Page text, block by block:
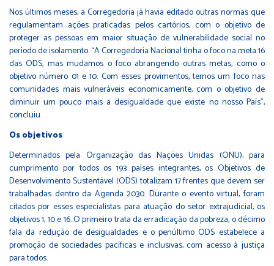
Nos últimos meses, a Corregedoria já havia editado outras normas que
regulamentam ações praticadas pelos cartórios, com o objetivo de
proteger as pessoas em maior situação de vulnerabilidade social no
período de isolamento. “A Corregedoria Nacional tinha o foco na meta 16
das ODS, mas mudamos o foco abrangendo outras metas, como o
objetivo número 01 e 10. Com esses provimentos, temos um foco nas
comunidades mais vulneráveis economicamente, com o objetivo de
diminuir um pouco mais a desigualdade que existe no nosso País”,
concluiu.
Os objetivos
Determinados pela Organização das Nações Unidas (ONU), para
cumprimento por todos os 193 países integrantes, os Objetivos de
Desenvolvimento Sustentável (ODS) totalizam 17 frentes que devem ser
trabalhadas dentro da Agenda 2030. Durante o evento virtual, foram
citados por esses especialistas para atuação do setor extrajudicial, os
objetivos 1, 10 e 16. O primeiro trata da erradicação da pobreza, o décimo
fala da redução de desigualdades e o penúltimo ODS estabelece a
promoção de sociedades pacíficas e inclusivas, com acesso à justiça
para todos.